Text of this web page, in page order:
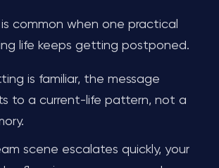
common when one practical
life keeps getting postponed.
is familiar, the message
to a current-life pattern, not a
scene escalates quickly, your